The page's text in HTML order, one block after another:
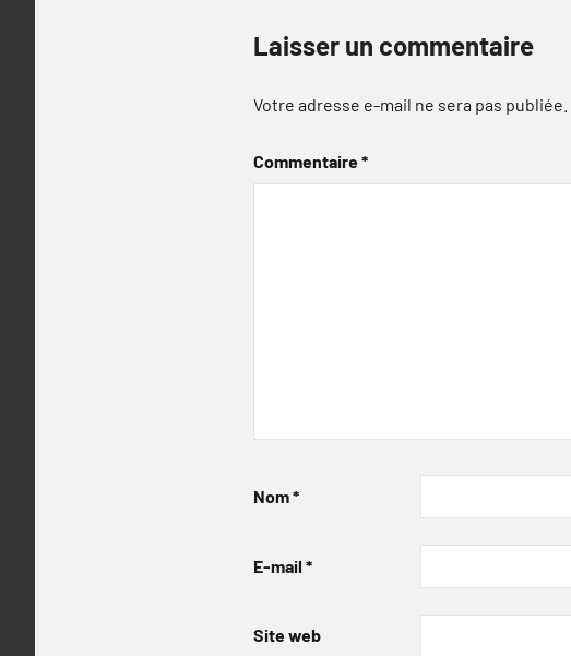
Laisser un commentaire
Votre adresse e-mail ne sera pas publiée.
Commentaire*
Nom*
E-mail *
Site web